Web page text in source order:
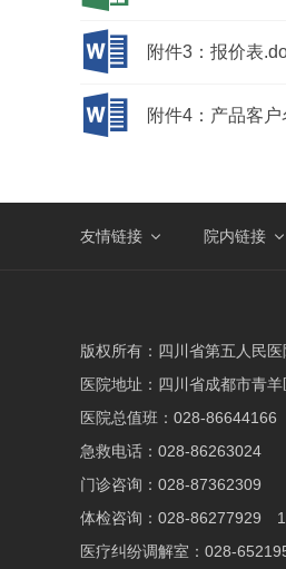
附件3：报价表
附件4：产品客
友情链接 院内链接
版权所有： 四川省第五人民医
医院地址： 四川省成都市青
医院总值班： 028-86644166
急救电话： 028-86263024
门诊咨询： 028-87362309
体检咨询： 028-86277929
医疗纠纷调解室： 028-